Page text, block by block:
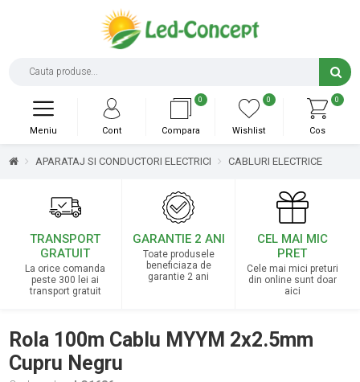
0
Cos
0
Wishlist
0
Compara
Cont
Meniu
APARATAJ SI CONDUCTORI ELECTRICI CABLURI ELECTRICE
TRANSPORT
GRATUIT
La orice comanda
peste 300 lei ai
transport gratuit
GARANTIE 2 ANI
Toate produsele
beneficiaza de
garantie 2 ani
CEL MAI MIC
PRET
Cele mai mici preturi
din online sunt doar
aici
Rola 100m Cablu MYYM 2x2.5mm
Cupru Negru